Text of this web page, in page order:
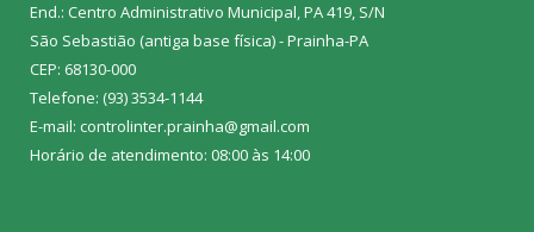
End.: Centro Administrativo Municipal, PA 419, S/N
São Sebastião (antiga base física) - Prainha-PA
CEP: 68130-000
Telefone: (93) 3534-1144
E-mail: controlinter.prainha@gmail.com
Horário de atendimento: 08:00 às 14:00